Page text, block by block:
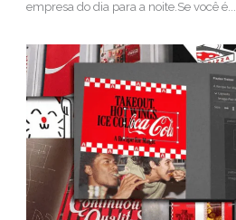
empresa do dia para a noite.Se você é...